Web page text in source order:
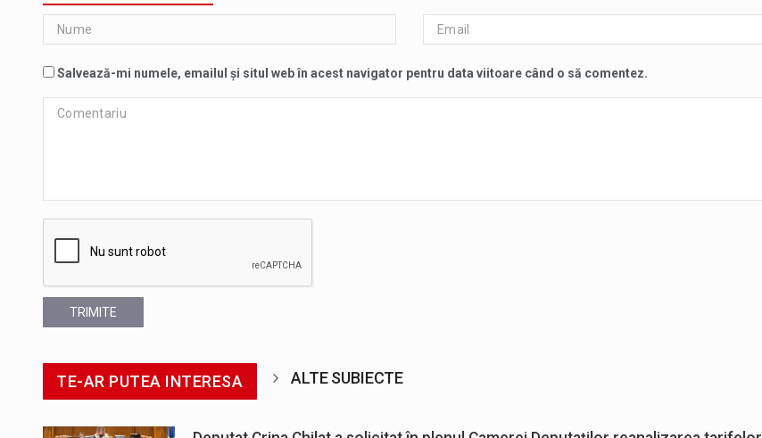
Salvează-mi numele, emailul și situl web în acest navigator pentru data viitoare când o să comentez.
TRIMITE
TE-AR PUTEA INTERESA ALTE SUBIECTE